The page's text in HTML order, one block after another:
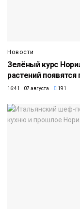
Новости
Зелёный курс
растений
16:41 07 августа 191